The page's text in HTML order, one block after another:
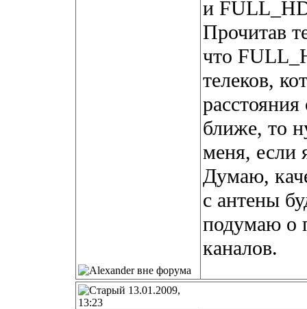
и
Прочитав
что
телеков,
ближе, то
меня, если
Думаю,
с антены
подумаю о
каналов.
13.01.2009,
13:23